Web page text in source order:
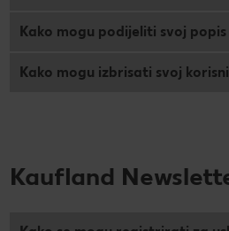
Kako mogu podijeliti svoj
Kako mogu izbrisati svoj
Kaufland